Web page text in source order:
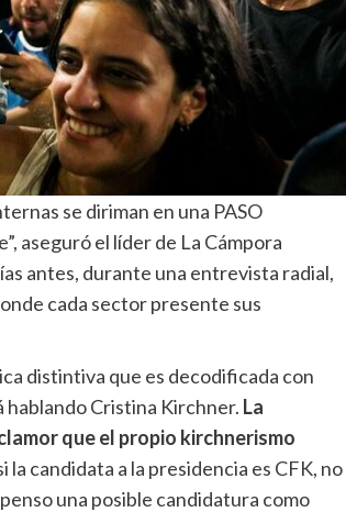
se diriman en una PASO
aseguró el líder de La Cámpora
antes, durante una entrevista radial,
cada sector presente sus
distintiva que es decodificada con
hablando Cristina Kirchner. La
que el propio kirchnerismo
la candidata a la presidencia es CFK, no
una posible candidatura como